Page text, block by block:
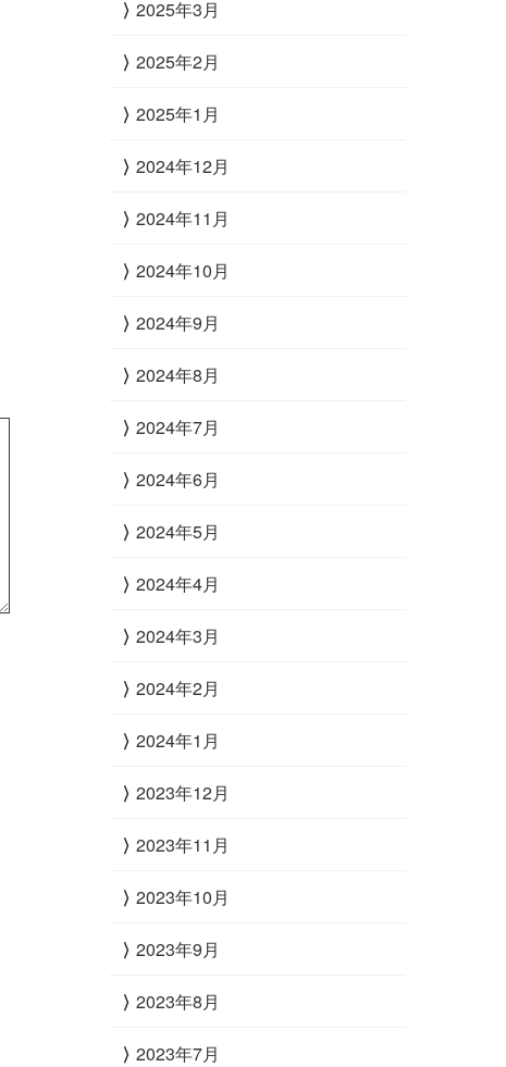
2025年3月
2025年2月
2025年1月
2024年12月
2024年11月
2024年10月
2024年9月
2024年8月
2024年7月
2024年6月
2024年5月
2024年4月
2024年3月
2024年2月
2024年1月
2023年12月
2023年11月
2023年10月
2023年9月
2023年8月
2023年7月